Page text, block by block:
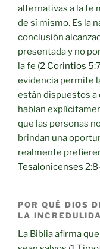
alternativas a la fe
de sí mismo. Es la
conclusión
presentada y no
la fe (2 Corintios
evidencia permite
están dispuestos a
hablan
que las personas
brindan una
realmente
Tesalonicenses
POR QUÉ DIOS
LA
La Biblia afirma